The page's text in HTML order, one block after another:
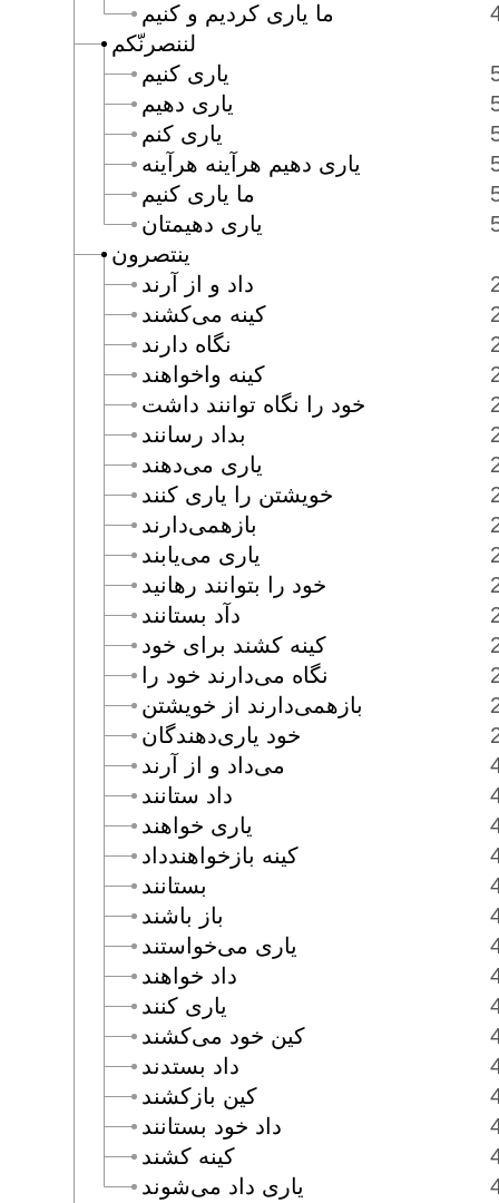
لننصرنّكم
ينتصرون
ما يارى كرديم و كنيم
يارى كنيم
يارى دهيم
يارى كنم
يارى دهيم هرآينه هرآينه
ما يارى كنيم
يارى دهيمتان
داد و از آرند
كينه مى‌كشند
نگاه دارند
كينه واخواهند
خود را نگاه توانند داشت
بداد رسانند
يارى مى‌دهند
خويشتن را يارى كنند
بازهمى‌دارند
يارى مى‌يابند
خود را بتوانند رهانيد
دآد بستانند
كينه كشند براى خود
نگاه مى‌دارند خود را
بازهمى‌دارند از خويشتن
خود يارى‌دهندگان
مى‌داد و از آرند
داد ستانند
يارى خواهند
كينه بازخواهندداد
بستانند
باز باشند
يارى مى‌خواستند
داد خواهند
يارى كنند
كين خود مى‌كشند
داد بستدند
كين بازكشند
داد خود بستانند
كينه كشند
يارى داد مى‌شوند